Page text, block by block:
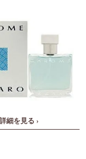
詳細を見る ›